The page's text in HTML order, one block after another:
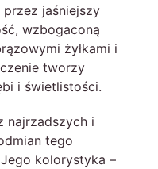
przez jaśniejszy
wzbogaconą
żyłkami i
tworzy
i świetlistości.
najrzadszych i
tego
kolorystyka –